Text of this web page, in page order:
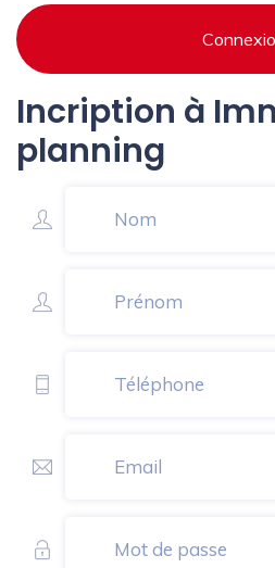
Incription à
planning